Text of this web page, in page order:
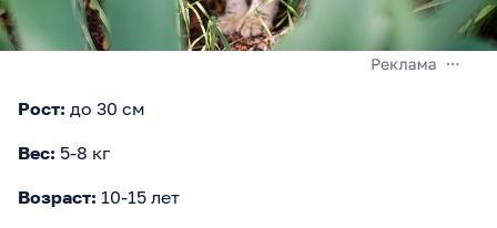
Рост: до 30 см
Вес: 5-8 кг
Возраст: 10-15 лет